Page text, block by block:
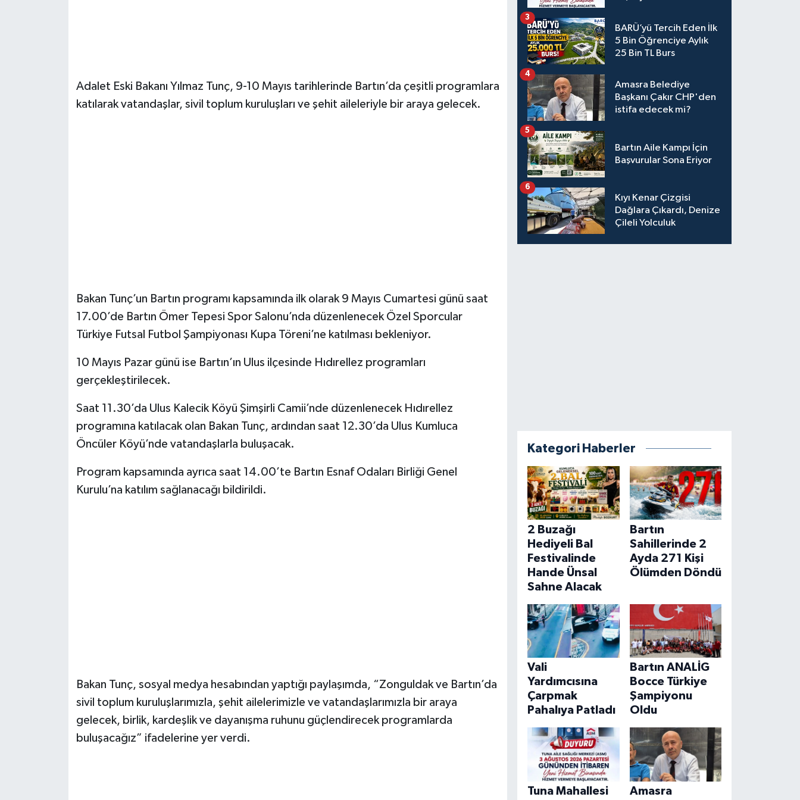
Adalet Eski Bakanı Yılmaz Tunç, 9-10 Mayıs tarihlerinde Bartın’da çeşitli programlara
katılarak vatandaşlar, sivil toplum kuruluşları ve şehit aileleriyle bir araya gelecek.
Bakan Tunç’un Bartın programı kapsamında ilk olarak 9 Mayıs Cumartesi günü saat
17.00’de Bartın Ömer Tepesi Spor Salonu’nda düzenlenecek Özel Sporcular
Türkiye Futsal Futbol Şampiyonası Kupa Töreni’ne katılması bekleniyor.
10 Mayıs Pazar günü ise Bartın’ın Ulus ilçesinde Hıdırellez programları
gerçekleştirilecek.
Saat 11.30’da Ulus Kalecik Köyü Şimşirli Camii’nde düzenlenecek Hıdırellez
programına katılacak olan Bakan Tunç, ardından saat 12.30’da Ulus Kumluca
Öncüler Köyü’nde vatandaşlarla buluşacak.
Program kapsamında ayrıca saat 14.00’te Bartın Esnaf Odaları Birliği Genel
Kurulu’na katılım sağlanacağı bildirildi.
Bakan Tunç, sosyal medya hesabından yaptığı paylaşımda, “Zonguldak ve Bartın’da
sivil toplum kuruluşlarımızla, şehit ailelerimizle ve vatandaşlarımızla bir araya
gelecek, birlik, kardeşlik ve dayanışma ruhunu güçlendirecek programlarda
buluşacağız” ifadelerine yer verdi.
BARÜ’yü Tercih Eden İlk
5 Bin Öğrenciye Aylık
25 Bin TL Burs
3
Amasra Belediye
Başkanı Çakır CHP'den
istifa edecek mi?
4
Bartın Aile Kampı İçin
Başvurular Sona Eriyor
5
Kıyı Kenar Çizgisi
Dağlara Çıkardı, Denize
Çileli Yolculuk
6
Kategori Haberler
2 Buzağı
Hediyeli Bal
Festivalinde
Hande Ünsal
Sahne Alacak
Bartın
Sahillerinde 2
Ayda 271 Kişi
Ölümden Döndü
Vali
Yardımcısına
Çarpmak
Pahalıya Patladı
Bartın ANALİG
Bocce Türkiye
Şampiyonu
Oldu
Tuna Mahallesi
Amasra